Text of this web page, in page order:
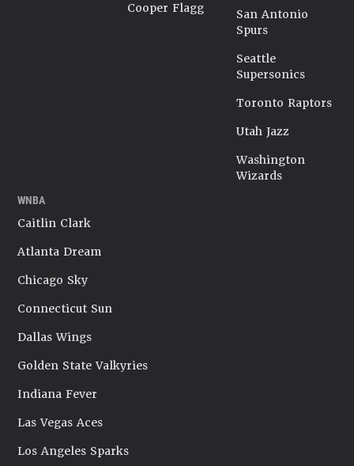
Cooper Flagg
San Antonio
Spurs
Seattle
Supersonics
Toronto Raptors
Utah Jazz
Washington
Wizards
WNBA
Caitlin Clark
Atlanta Dream
Chicago Sky
Connecticut Sun
Dallas Wings
Golden State Valkyries
Indiana Fever
Las Vegas Aces
Los Angeles Sparks